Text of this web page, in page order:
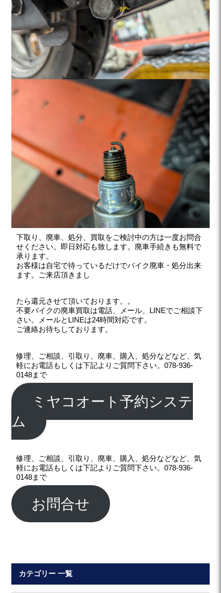
下取り、廃車、処分、買取をご検討中の方は一度お問合
せください。即日対応も致します。廃車手続きも無料で
承ります。
お客様は自宅で待っているだけでバイク廃車・処分出来
ます。ご来店頂きまし
たら還元させて頂いております。。
不要バイクの廃車買取は電話、メール、LINEでご相談下
さい。メールとLINEは24時間対応です。
ご連絡お待ちしております。
修理、ご相談、引取り、廃車、購入、処分などなど、気
軽にお電話もしくは下記よりご質問下さい。078-936-
0148まで
ミヤコオート予約システ
ム
修理、ご相談、引取り、廃車、購入、処分などなど、気
軽にお電話もしくは下記よりご質問下さい。078-936-
0148まで
お問合せ
カテゴリー 一覧